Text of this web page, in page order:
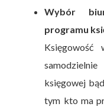
Wybór
programu
Księgowość
księgowej
tym kto ma